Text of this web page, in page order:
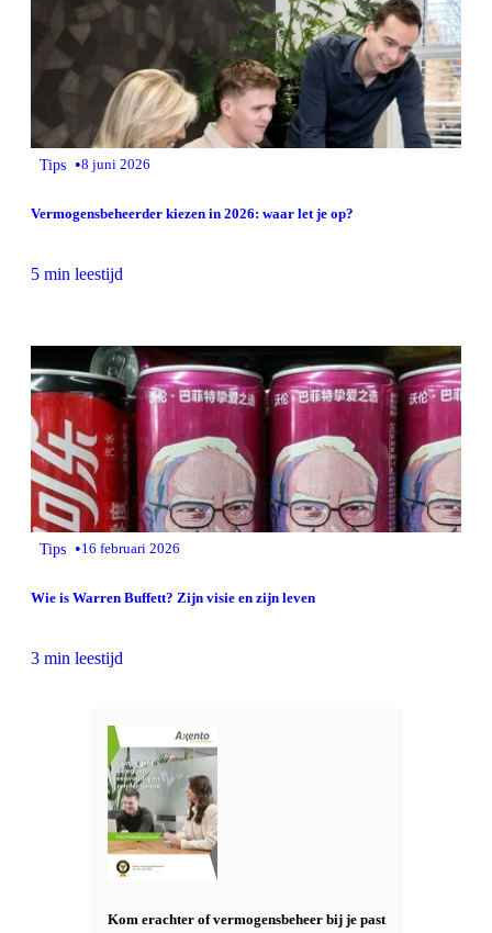
Tips •8 juni 2026
Vermogensbeheerder kiezen in 2026: waar let je op?
5 min leestijd
Tips •16 februari 2026
Wie is Warren Buffett? Zijn visie en zijn leven
3 min leestijd
Kom erachter of vermogensbeheer bij je past